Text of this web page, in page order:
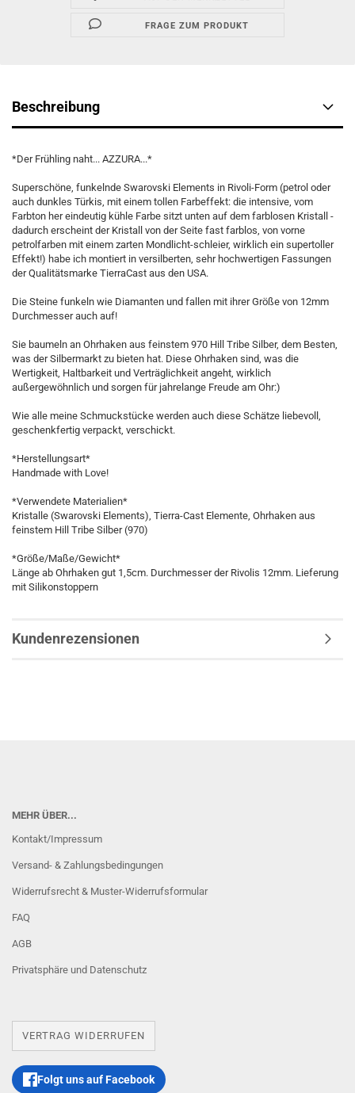
FRAGE ZUM PRODUKT
Beschreibung
*Der Frühling naht... AZZURA...*
Superschöne, funkelnde Swarovski Elements in Rivoli-Form (petrol oder
auch dunkles Türkis, mit einem tollen Farbeffekt: die intensive, vom
Farbton her eindeutig kühle Farbe sitzt unten auf dem farblosen Kristall -
dadurch erscheint der Kristall von der Seite fast farblos, von vorne
petrolfarben mit einem zarten Mondlicht-schleier, wirklich ein supertoller
Effekt!) habe ich montiert in versilberten, sehr hochwertigen Fassungen
der Qualitätsmarke TierraCast aus den USA.
Die Steine funkeln wie Diamanten und fallen mit ihrer Größe von 12mm
Durchmesser auch auf!
Sie baumeln an Ohrhaken aus feinstem 970 Hill Tribe Silber, dem Besten,
was der Silbermarkt zu bieten hat. Diese Ohrhaken sind, was die
Wertigkeit, Haltbarkeit und Verträglichkeit angeht, wirklich
außergewöhnlich und sorgen für jahrelange Freude am Ohr:)
Wie alle meine Schmuckstücke werden auch diese Schätze liebevoll,
geschenkfertig verpackt, verschickt.
*Herstellungsart*
Handmade with Love!
*Verwendete Materialien*
Kristalle (Swarovski Elements), Tierra-Cast Elemente, Ohrhaken aus
feinstem Hill Tribe Silber (970)
*Größe/Maße/Gewicht*
Länge ab Ohrhaken gut 1,5cm. Durchmesser der Rivolis 12mm. Lieferung
mit Silikonstoppern
Kundenrezensionen
MEHR ÜBER...
Kontakt/Impressum
Versand- & Zahlungsbedingungen
Widerrufsrecht & Muster-Widerrufsformular
FAQ
AGB
Privatsphäre und Datenschutz
VERTRAG WIDERRUFEN
Folgt uns auf Facebook